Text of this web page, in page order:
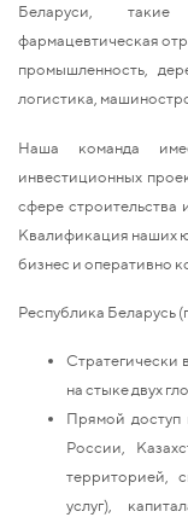
Беларуси, такие
фармацевтическая
промышленность,
логистика,
Наша команда
инвестиционных
сфере строительства
Квалификация наших
бизнес и оперативно
Республика Беларусь
Стратегически
на стыке двух
Прямой
России,
территорией,
услуг),